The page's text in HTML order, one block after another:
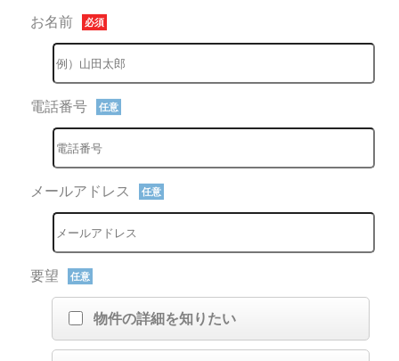
お名前 必須
電話番号 任意
メールアドレス 任意
要望 任意
物件の詳細を知りたい